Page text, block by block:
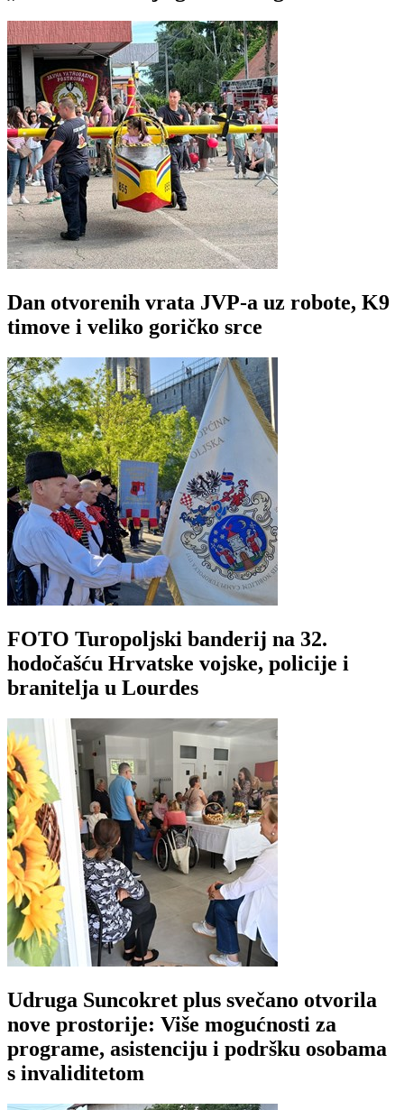
Dan otvorenih vrata JVP-a uz robote, K9
timove i veliko goričko srce
FOTO Turopoljski banderij na 32.
hodočašću Hrvatske vojske, policije i
branitelja u Lourdes
Udruga Suncokret plus svečano otvorila
nove prostorije: Više mogućnosti za
programe, asistenciju i podršku osobama
s invaliditetom